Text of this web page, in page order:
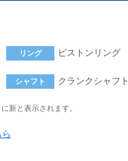
リング ピストンリング
シャフト クランクシャフト
新と表示されます。